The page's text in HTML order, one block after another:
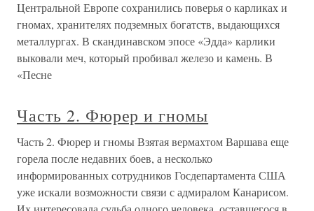
Центральной Европе сохранились поверья о карликах и
гномах, хранителях подземных богатств, выдающихся
металлургах. В скандинавском эпосе «Эдда» карлики
выковали меч, который пробивал железо и камень. В
«Песне
Часть 2. Фюрер и гномы
Часть 2. Фюрер и гномы Взятая вермахтом Варшава еще
горела после недавних боев, а несколько
информированных сотрудников Госдепартамента США
уже искали возможности связи с адмиралом Канарисом.